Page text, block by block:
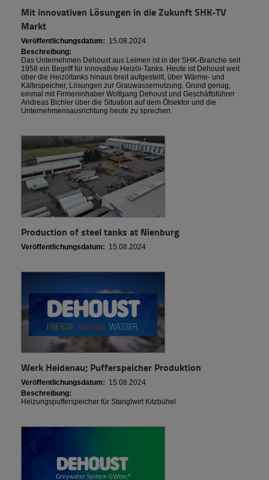
Mit innovativen Lösungen in die Zukunft SHK-TV
Markt
Veröffentlichungsdatum: 15.08.2024
Beschreibung:
Das Unternehmen Dehoust aus Leimen ist in der SHK-Branche seit
1958 ein Begriff für innovative Heizöl-Tanks. Heute ist Dehoust weit
über die Heizöltanks hinaus breit aufgestellt, über Wärme- und
Kältespeicher, Lösungen zur Grauwassernutzung. Grund genug,
einmal mit Firmeninhaber Wolfgang Dehoust und Geschäftsführer
Andreas Bichler über die Situation auf dem Ölsektor und die
Unternehmensausrichtung heute zu sprechen.
Production of steel tanks at Nienburg
Veröffentlichungsdatum: 15.08.2024
Werk Heidenau; Pufferspeicher Produktion
Veröffentlichungsdatum: 15.08.2024
Beschreibung:
Heizungspufferspeicher für Stanglwirt Kitzbühel